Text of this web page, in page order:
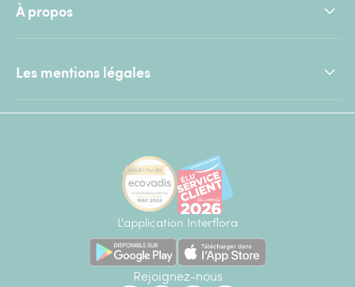
À propos
Les mentions légales
L'application Interflora
Rejoignez-nous